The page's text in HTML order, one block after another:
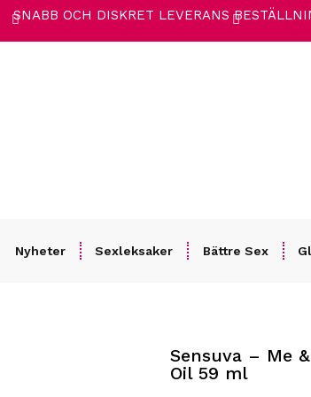
SNABB OCH DISKRET LEVERANS
Nyheter Sexleksaker Bättre Sex
/ Sensuva – Me & You
Sensuva – Me
Oil 59 ml